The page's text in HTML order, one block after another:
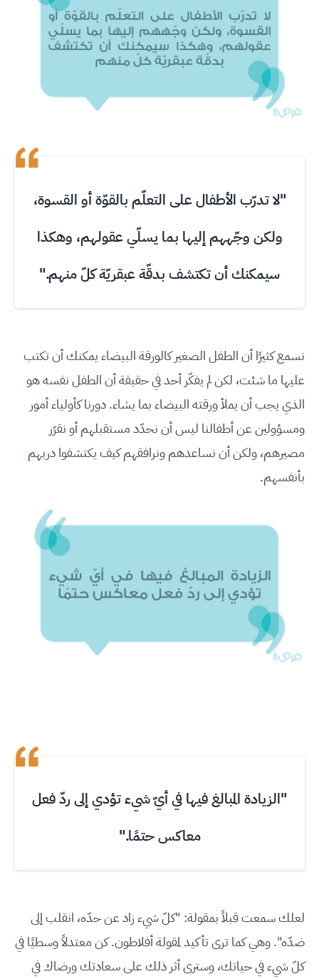
"لا تدرّب الأطفال على التعلّم بالقوّة أو القسوة،
ولكن وجّههم إليها بما يسلّي عقولهم، وهكذا
سيمكنك أن تكتشف بدقّة عبقريّة كلّ منهم."
نسمع كثيرًا أن الطفل الصغير كالورقة البيضاء يمكنك أن تكتب
عليها ما شئت، لكن لم يفكّر أحد في حقيقة أن الطفل نفسه هو
الذي يجب أن يملأ ورقته البيضاء بما يشاء. دورنا كأولياء أمور
ومسؤولين عن أطفالنا ليس أن نحدّد مستقبلهم أو نقرّر
مصيرهم، ولكن أن نساعدهم ونرافقهم كيف يكتشفوا دربهم
بأنفسهم.
"الزيادة المبالغ فيها في أيّ شيء تؤدي إلى ردّ فعل
معاكس حتمًا."
لعلك سمعت قبلاً بمقولة: "كلّ شيء زاد عن حدّه، انقلب إلى
ضدّه". وهي كما ترى تأكيد لمقولة أفلاطون. كن معتدلاً وسطيًا في
كلّ شيء في حياتك، وسترى أثر ذلك على سعادتك ورضاك في